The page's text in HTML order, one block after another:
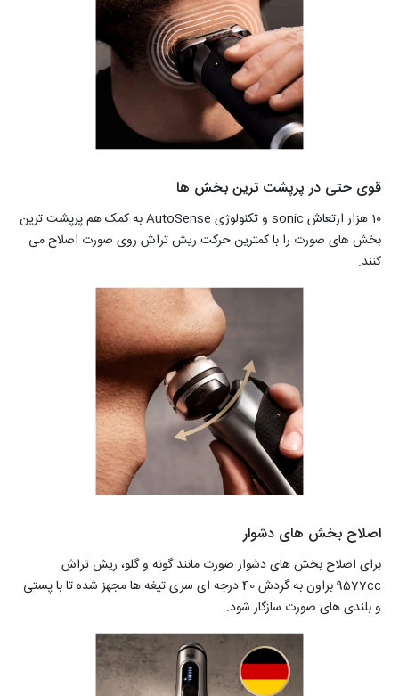
قوی حتی در پرپشت ترین بخش ها
10 هزار ارتعاش sonic و تکنولوژی AutoSense به کمک هم پرپشت ترین
بخش های صورت را با کمترین حرکت ریش تراش روی صورت اصلاح می
کنند.
اصلاح بخش های دشوار
برای اصلاح بخش های دشوار صورت مانند گونه و گلو، ریش تراش
9577cc براون به گردش 40 درجه ای سری تیغه ها مجهز شده تا با پستی
و بلندی های صورت سازگار شود.